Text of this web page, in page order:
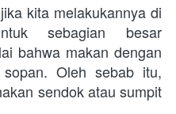
kita melakukannya di
sebagian besar
bahwa makan dengan
Oleh sebab itu,
sendok atau sumpit